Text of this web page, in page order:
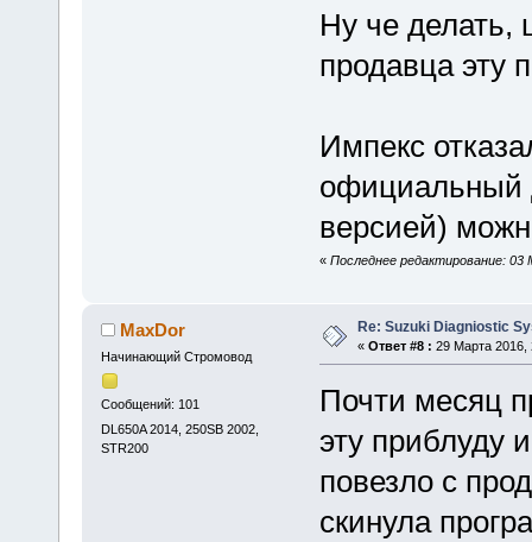
Ну че делать,
продавца эту
Импекс
официальный
версией)
« Последнее редактирование:
MaxDor
Начинающий Стромовод
Сообщений: 101
DL650A 2014, 250SB 2002,
STR200
Re: Suzuki Diagniostic
« Ответ #8 : 29 Марта 2016,
Почти месяц
эту приблуду
повезло с
скинула